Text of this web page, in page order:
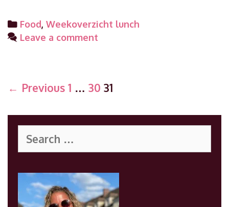
Categories
Food, Weekoverzicht lunch
Leave a comment
Post
← Previous 1 … 30 31
for: